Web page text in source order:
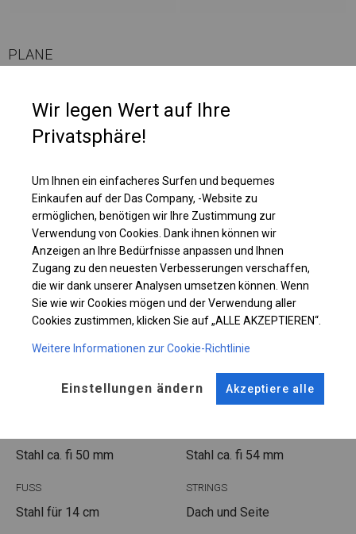
PLANE
Diese Planenart ist ab einer Höhe von 2,5 m erhältlich. Oben im Zelt sind
runde Fenster angebracht. Zusätzlich hat das Dach sehr große,
vollständig transparente Fenster. Es ist eine großartige Lösung für
Werkstattzelte, in denen eine Beleuchtung erforderlich ist, wir jedoch nicht
Einzelheiten ansehen
Plane ändern
KONSTRUKTION
POLAR
Stahl ca. fi 50 mm Stahl ca. fi 54 mm
FUSS
Stahl für 14 cm
STRINGS
Dach und Seite
Wir legen Wert auf Ihre
Privatsphäre!
Um Ihnen ein einfacheres Surfen und bequemes
Einkaufen auf der Das Company, -Website zu
ermöglichen, benötigen wir Ihre Zustimmung zur
Verwendung von Cookies. Dank ihnen können wir
Anzeigen an Ihre Bedürfnisse anpassen und Ihnen
Zugang zu den neuesten Verbesserungen verschaffen,
die wir dank unserer Analysen umsetzen können. Wenn
Sie wie wir Cookies mögen und der Verwendung aller
Cookies zustimmen, klicken Sie auf „ALLE AKZEPTIEREN“.
Weitere Informationen zur Cookie-Richtlinie
Einstellungen ändern Akzeptiere alle